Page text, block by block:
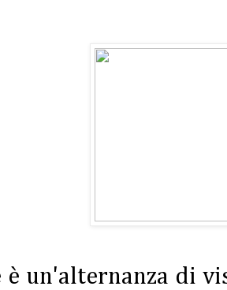
è un'alternanza di